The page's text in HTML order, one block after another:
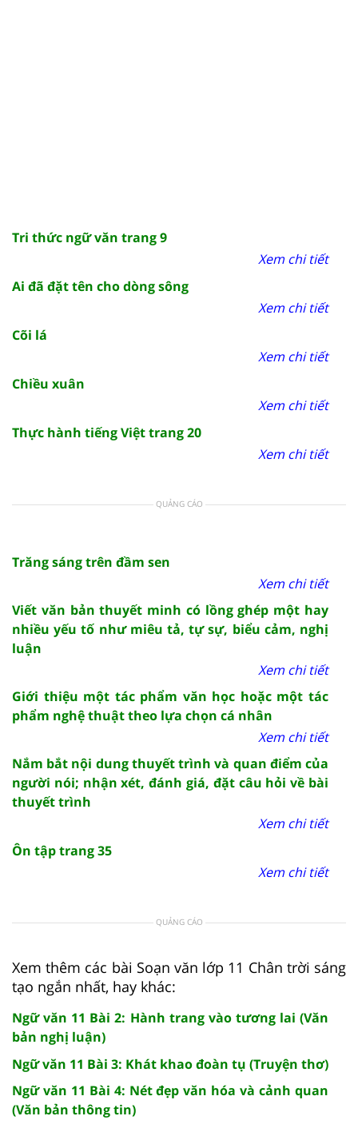
Tri thức ngữ văn trang 9
Xem chi tiết
Ai đã đặt tên cho dòng sông
Xem chi tiết
Cõi lá
Xem chi tiết
Chiều xuân
Xem chi tiết
Thực hành tiếng Việt trang 20
Xem chi tiết
QUẢNG CÁO
Trăng sáng trên đầm sen
Xem chi tiết
Viết văn bản thuyết minh có lồng ghép một hay
nhiều yếu tố như miêu tả, tự sự, biểu cảm, nghị
luận
Xem chi tiết
Giới thiệu một tác phẩm văn học hoặc một tác
phẩm nghệ thuật theo lựa chọn cá nhân
Xem chi tiết
Nắm bắt nội dung thuyết trình và quan điểm của
người nói; nhận xét, đánh giá, đặt câu hỏi về bài
thuyết trình
Xem chi tiết
Ôn tập trang 35
Xem chi tiết
QUẢNG CÁO
Xem thêm các bài Soạn văn lớp 11 Chân trời sáng
tạo ngắn nhất, hay khác:
Ngữ văn 11 Bài 2: Hành trang vào tương lai (Văn
bản nghị luận)
Ngữ văn 11 Bài 3: Khát khao đoàn tụ (Truyện thơ)
Ngữ văn 11 Bài 4: Nét đẹp văn hóa và cảnh quan
(Văn bản thông tin)